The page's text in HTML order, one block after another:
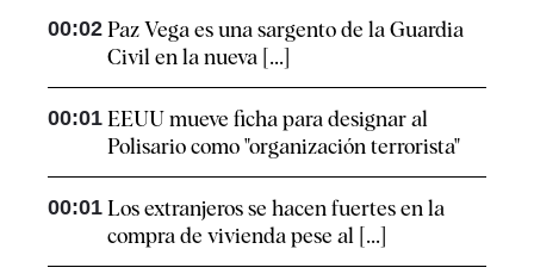
00:02 Paz Vega es una sargento de la Guardia
Civil en la nueva [...]
00:01 EEUU mueve ficha para designar al
Polisario como "organización terrorista"
00:01 Los extranjeros se hacen fuertes en la
compra de vivienda pese al [...]